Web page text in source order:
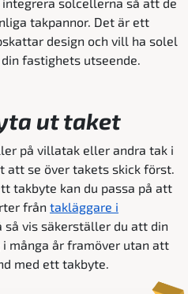
takpannor. Det är ett
design och vill ha solel
fastighets utseende.
ut taket
på villatak eller andra tak i
att se över takets skick först.
takbyte kan du passa på att
från takläggare i
så vis säkerställer du att din
många år framöver utan att
med ett takbyte.